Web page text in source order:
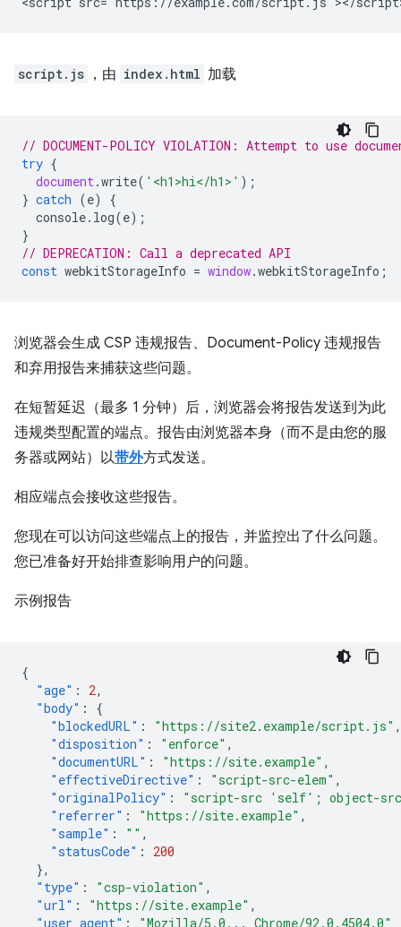
script.js ，由 index.html 加载
// DOCUMENT-POLICY VIOLATION: Attempt to use
try {
document .write( '<h1>hi</h1>' );
} catch (e)
{
console. log(e);
}
// DEPRECATION: Call a deprecated API
const webkitStorageInfo = window.webkitStorageInfo ;
浏览器会生成 CSP 违规报告、Document-Policy 违规报告
和弃用报告来捕获这些问题。
在短暂延迟（最多 1 分钟）后，浏览器会将报告发送到为此
违规类型配置的端点。报告由浏览器本身（而不是由您的服
务器或网站）以带外方式发送。
相应端点会接收这些报告。
您现在可以访问这些端点上的报告，并监控出了什么问题。
您已准备好开始排查影响用户的问题。
示例报告
{
"age" : 2,
"body" :
{
"blockedURL" : "https://site2.example/script.js" ,
"disposition" : "enforce" ,
"documentURL" : "https://site.example" ,
"effectiveDirective" : "script-src-elem" ,
"originalPolicy" :
"script-src 'self'; object-src
"referrer" : "https://site.example" ,
"sample" : "" ,
"statusCode" :
200
},
"type" : "csp-violation" ,
"url" : "https://site.example" ,
"user_agent" : "Mozilla/5.0... Chrome/92.0.4504.0"